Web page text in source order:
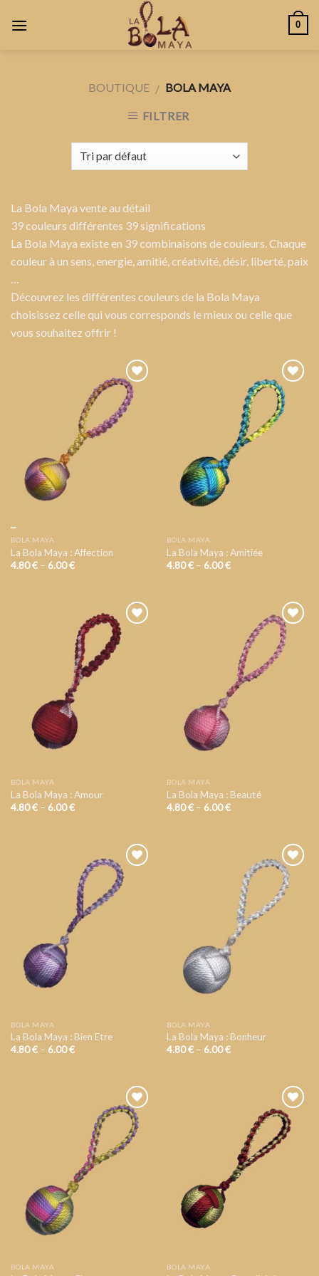
0
BOUTIQUE / BOLA MAYA
FILTRER
La Bola Maya vente au détail
39 couleurs différentes 39 significations
La Bola Maya existe en 39 combinaisons de couleurs. Chaque
couleur à un sens, energie, amitié, créativité, désir, liberté, paix
…
Découvrez les différentes couleurs de la Bola Maya
choisissez celle qui vous corresponds le mieux ou celle que
vous souhaitez offrir !
AJOUTER
A VOTRE
BOLA MAYA
La Bola Maya : Affection
4.80€– 6.00€
AJOUTER
A VOTRE
BOLA MAYA
La Bola Maya : Amitiée
4.80€– 6.00€
AJOUTER
BOLA MAYA
La Bola Maya : Amour
4.80€– 6.00€
AJOUTER
A VOTRE
BOLA MAYA
La Bola Maya : Beauté
4.80€– 6.00€
AJOUTER
BOLA MAYA
La Bola Maya : Bien Etre
4.80€– 6.00€
AJOUTER
A VOTRE
BOLA MAYA
La Bola Maya : Bonheur
4.80€– 6.00€
AJOUTER
A VOTRE
BOLA MAYA
AJOUTER
A VOTRE
BOLA MAYA